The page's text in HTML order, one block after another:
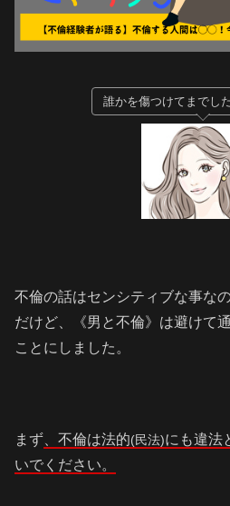
誰かを傷つけてまでし
不倫の話はセンシティブな事な
だけど、《男と不倫》は避けて
ことにしました。
まず 、不倫は法的(民法)にも違法
いでください。